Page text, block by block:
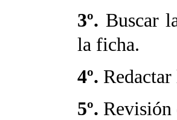
3º. Buscar
la ficha.
4º.
5º. Revisión